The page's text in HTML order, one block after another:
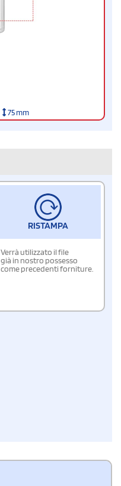
75 mm
RISTAMPA
Verrà utilizzato il file
già in nostro possesso
come precedenti forniture.